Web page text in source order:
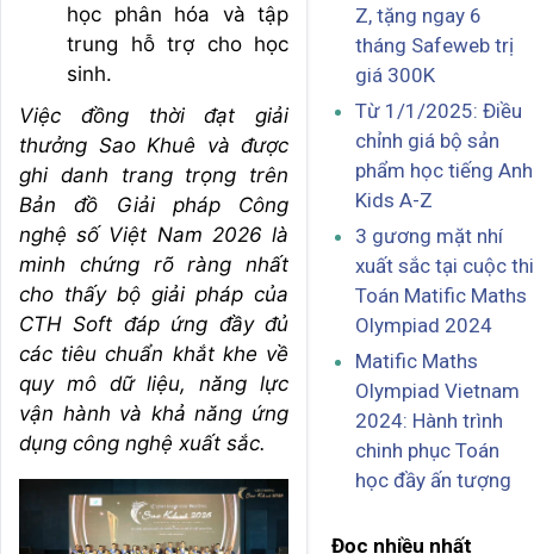
học phân hóa và tập
trung hỗ trợ cho học
sinh.
Việc đồng thời đạt giải
thưởng Sao Khuê và được
ghi danh trang trọng trên
Bản đồ Giải pháp Công
nghệ số Việt Nam 2026 là
minh chứng rõ ràng nhất
cho thấy bộ giải pháp của
CTH Soft đáp ứng đầy đủ
các tiêu chuẩn khắt khe về
quy mô dữ liệu, năng lực
vận hành và khả năng ứng
dụng công nghệ xuất sắc.
Z, tặng ngay 6
tháng Safeweb trị
giá 300K
Từ 1/1/2025: Điều
chỉnh giá bộ sản
phẩm học tiếng Anh
Kids A-Z
3 gương mặt nhí
xuất sắc tại cuộc thi
Toán Matific Maths
Olympiad 2024
Matific Maths
Olympiad Vietnam
2024: Hành trình
chinh phục Toán
học đầy ấn tượng
Đọc nhiều nhất